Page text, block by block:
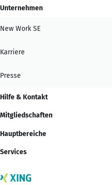
Unternehmen
New Work SE
Karriere
Presse
Hilfe & Kontakt
Mitgliedschaften
Hauptbereiche
Services